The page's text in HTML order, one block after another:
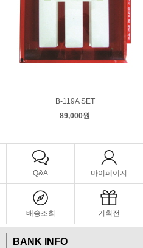
B-119A SET
89,000원
Q&A 마이페이지
배송조회 기획전
BANK INFO